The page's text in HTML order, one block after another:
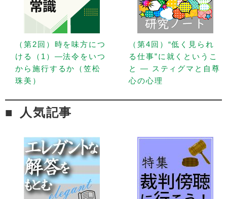
（第2回）時を味方につ
ける（1）—法令をいつ
から施行するか（笠松
珠美）
（第4回）“低く見られ
る仕事”に就くというこ
と — スティグマと自尊
心の心理
人気記事